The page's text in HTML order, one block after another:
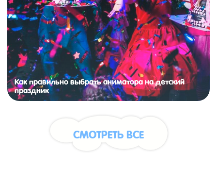
Как правильно выбрать аниматора на детский
праздник
СМОТРЕТЬ ВСЕ